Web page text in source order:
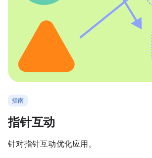
指南
指针互动
针对指针互动优化应用。